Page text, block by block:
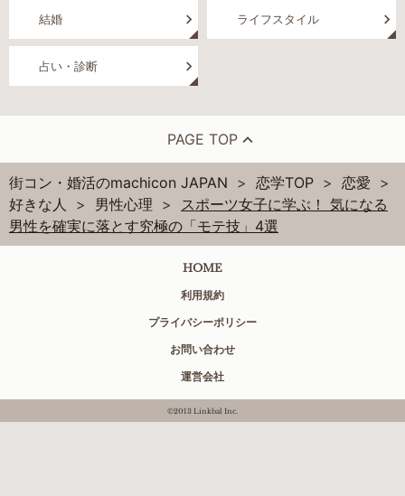
結婚 ライフスタイル
占い・診断
PAGE TOP
街コン・婚活のmachicon JAPAN 恋学TOP
恋愛
好きな人
男性心理
スポーツ女子に学ぶ！ 気になる
男性を確実に落とす究極の「モテ技」4選
HOME
利用規約
プライバシーポリシー
お問い合わせ
運営会社
©2013 Linkbal Inc.